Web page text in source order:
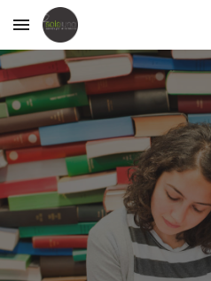
Skip to main content